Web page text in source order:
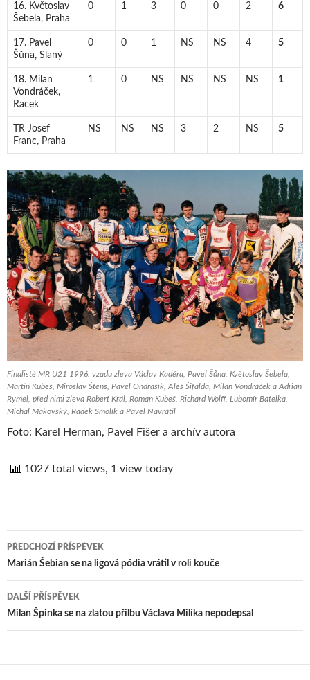
16. Květoslav
Šebela, Praha
0 1 3 0 0 2 6
17. Pavel
Šůna, Slaný
0 0 1 NS NS 4 5
18. Milan
Vondráček,
Racek
1 0 NS NS NS NS 1
TR Josef
Franc, Praha
NS NS NS 3 2 NS 5
Finalisté MR U21 1996: vzadu zleva Václav Kaděra, Pavel Šůna, Květoslav Šebela,
Martin Kubeš, Miroslav Štens, Pavel Ondrašík, Aleš Šifalda, Milan Vondráček a Adrian
Rymel, před nimi zleva Robert Král, Roman Kubeš, Richard Wolff, Lubomír Batelka,
Michal Makovský, Radek Smolík a Pavel Navrátil
Foto: Karel Herman, Pavel Fišer a archív autora
1027 total views, 1 view today
Navigace
pro
příspěvek
PŘEDCHOZÍ PŘÍSPĚVEK
Marián Šebian se na ligová pódia vrátil v roli kouče
DALŠÍ PŘÍSPĚVEK
Milan Špinka se na zlatou přilbu Václava Milíka nepodepsal